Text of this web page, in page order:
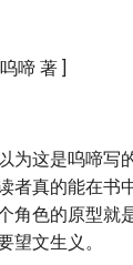
啼 著 ]
为这是呜啼写
者真的能在书
角色的原型就
望文生义。